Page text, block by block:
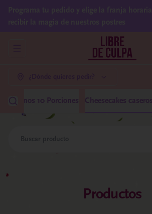
Medianos 10 Porciones Cheesecakes
Productos